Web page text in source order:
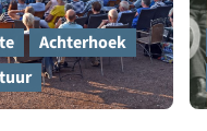
Achterhoek